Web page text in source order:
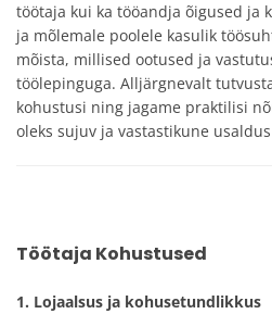
töötaja kui ka tööandja õigused ja
ja mõlemale poolele kasulik
mõista, millised ootused ja
töölepinguga. Alljärgnevalt
kohustusi ning jagame praktilisi
oleks sujuv ja vastastikune
Töötaja Kohustused
1. Lojaalsus ja kohusetundlikkus